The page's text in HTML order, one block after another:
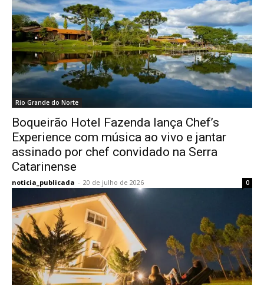
Rio Grande do Norte
Boqueirão Hotel Fazenda lança Chef’s
Experience com música ao vivo e jantar
assinado por chef convidado na Serra
Catarinense
noticia_publicada - 20 de julho de 2026 0